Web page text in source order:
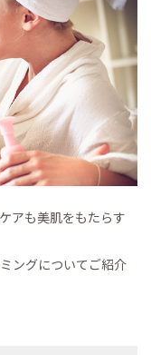
アも美肌をもたらす
ングについてご紹介